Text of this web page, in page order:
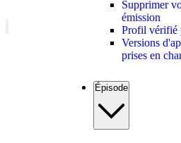
Supprimer
émission
Profil vérifié
Versions
prises en
Épisode